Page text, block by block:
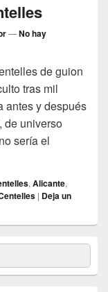
—No hay
de guion
tras mil
antes y después
de universo
sería el
redondo de
, Alicante,
| Deja un